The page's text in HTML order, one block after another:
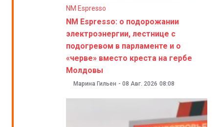
NM Espresso
NM Espresso: о подорожании
электроэнергии, лестнице с
подогревом в парламенте и о
«черве» вместо креста на гербе
Молдовы
Марина Гильен - 08 Авг. 2026 08:08